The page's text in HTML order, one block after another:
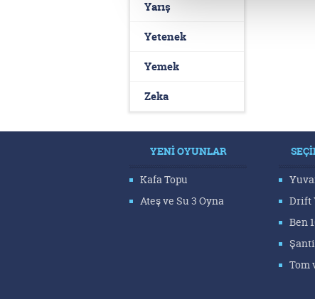
çerezler vasıtasıyla çeşitli
amacıyla kullanılmaktadır.
butonuna tıklayabilir,
6698 sayılı Kişisel Verilerin
mevzuata uygun olarak
Yarış
Yetenek
Yemek
Zeka
YENİ OYUNLAR
Kafa Topu
Ateş ve Su 3 Oyna
Drift
Ben
Tom